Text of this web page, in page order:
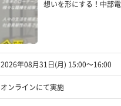
想いを形にする！中部電
2026年08月31日(月) 15:00〜16:00
オンラインにて実施